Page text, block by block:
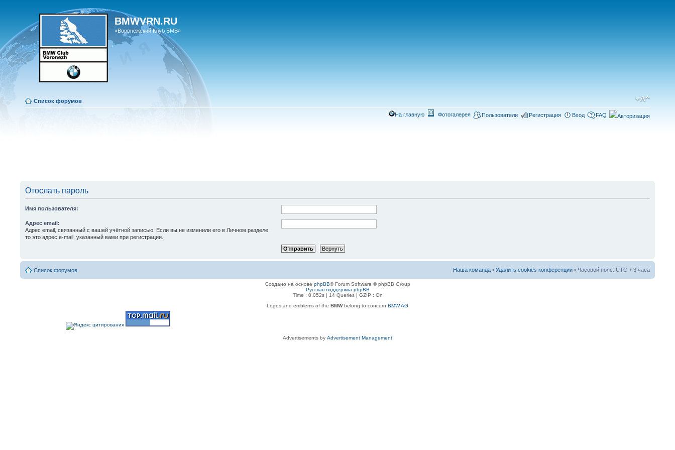
BMWVRN.RU
«Воронежский Клуб БМВ»
Список форумов
На главную Фотогалерея Пользователи Регистрация Вход FAQ
Отослать пароль
Имя пользователя:
Адрес email:
Адрес email, связанный с вашей учётной записью. Если вы не изменили его в Личном разделе,
то это адрес e-mail, указанный вами при регистрации.
Список форумов Наша команда • Удалить cookies конференции • Часовой пояс: UTC + 3 часа
Создано на основе phpBB® Forum Software © phpBB Group
Русская поддержка phpBB
Time : 0.052s | 14 Queries | GZIP : On
Logos and emblems of the BMWbelong to concern BMW AG
Advertisements by Advertisement Management